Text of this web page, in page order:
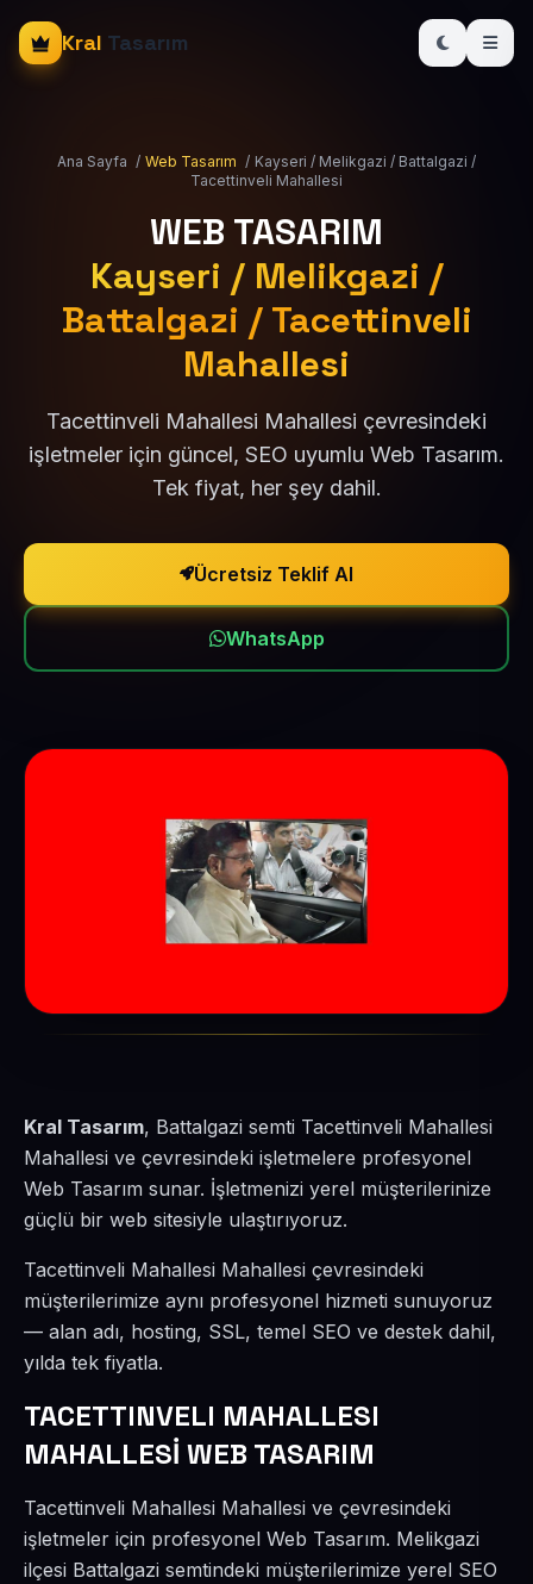
Kral Tasarım
Ana Sayfa / Web Tasarım / Kayseri / Melikgazi / Battalgazi /
Tacettinveli Mahallesi
WEB TASARIM
Kayseri / Melikgazi /
Battalgazi / Tacettinveli
Mahallesi
Tacettinveli Mahallesi Mahallesi çevresindeki
işletmeler için güncel, SEO uyumlu Web Tasarım.
Tek fiyat, her şey dahil.
Ücretsiz Teklif Al
WhatsApp
Kral Tasarım, Battalgazi semti Tacettinveli Mahallesi
Mahallesi ve çevresindeki işletmelere profesyonel
Web Tasarım sunar. İşletmenizi yerel müşterilerinize
güçlü bir web sitesiyle ulaştırıyoruz.
Tacettinveli Mahallesi Mahallesi çevresindeki
müşterilerimize aynı profesyonel hizmeti sunuyoruz
— alan adı, hosting, SSL, temel SEO ve destek dahil,
yılda tek fiyatla.
TACETTINVELI MAHALLESI
MAHALLESİ WEB TASARIM
Tacettinveli Mahallesi Mahallesi ve çevresindeki
işletmeler için profesyonel Web Tasarım. Melikgazi
ilçesi Battalgazi semtindeki müşterilerimize yerel SEO